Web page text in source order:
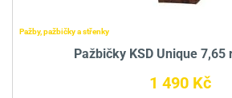
Pažby, pažbičky a střenky
Pažbičky KSD Unique 7,65
1 490 Kč